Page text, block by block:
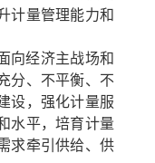
计量管理能力和
向经济主战场和
分、不平衡、不
设，强化计量服
水平，培育计量
求牵引供给、供